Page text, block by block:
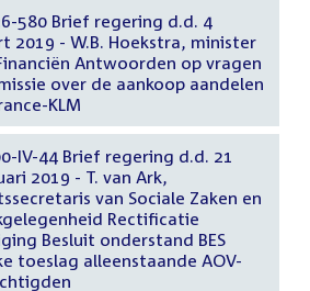
580 Brief regering d.d. 4
2019 - W.B. Hoekstra, minister
Antwoorden op vragen
over de aankoop aandelen
KLM
IV-44 Brief regering d.d. 21
2019 - T. van Ark,
van Sociale Zaken en
Rectificatie
Besluit onderstand BES
toeslag alleenstaande AOV-